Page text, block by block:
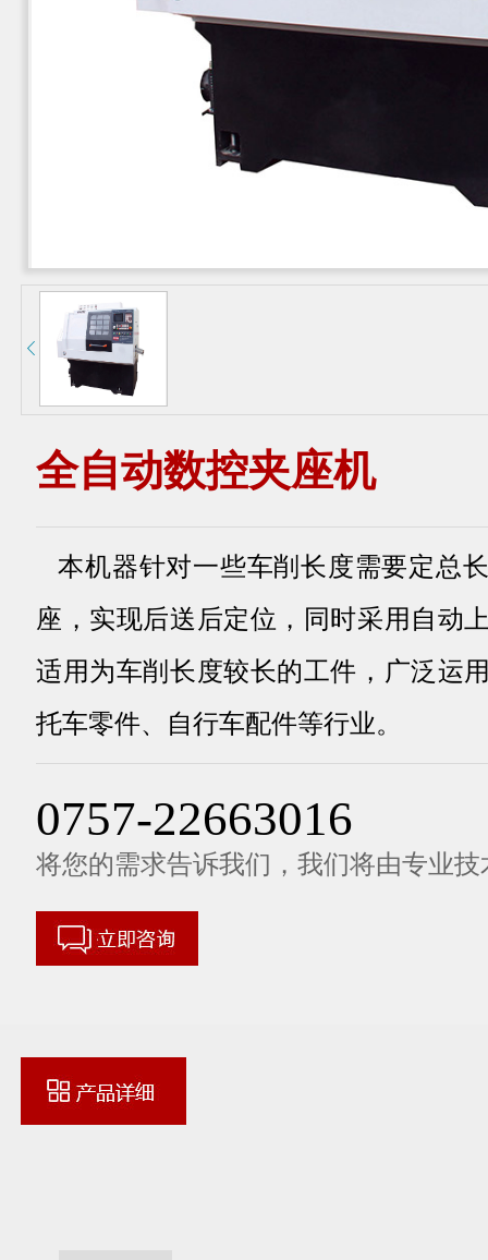
全自动数控夹座机
本机器针对一些车削长度需要定总
座，实现后送后定位，同时采用自动
适用为车削长度较长的工件，广泛运
托车零件、自行车配件等行业。
0757-22663016
将您的需求告诉我们，我们将由专业